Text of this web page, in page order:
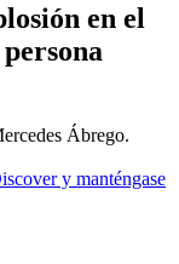
en el
Ábrego.
y manténgase